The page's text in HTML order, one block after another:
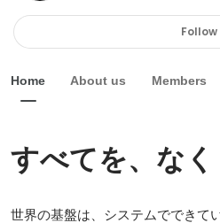
Follow
Home About us Members
すべてを、なく
世界の基盤は、システムでできてい